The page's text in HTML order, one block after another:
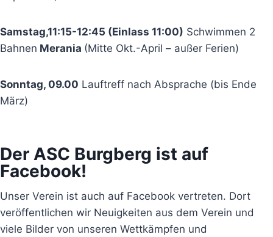
Samstag,11:15-12:45 (Einlass 11:00) Schwimmen 2
Bahnen Merania (Mitte Okt.-April – außer Ferien)
Sonntag, 09.00 Lauftreff nach Absprache (bis Ende
März)
Der ASC Burgberg ist auf
Facebook!
Unser Verein ist auch auf Facebook vertreten. Dort
veröffentlichen wir Neuigkeiten aus dem Verein und
viele Bilder von unseren Wettkämpfen und